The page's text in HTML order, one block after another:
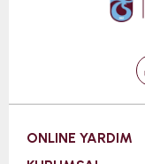
ONLINE YARDIM